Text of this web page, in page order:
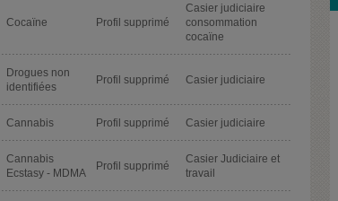
Cocaïne Profil supprimé
Casier judiciaire
consommation
cocaïne
Drogues non
identifiées
Profil supprimé Casier judiciaire
Cannabis Profil supprimé Casier judiciaire
Cannabis
Ecstasy - MDMA
Profil supprimé
Casier Judiciaire et
travail